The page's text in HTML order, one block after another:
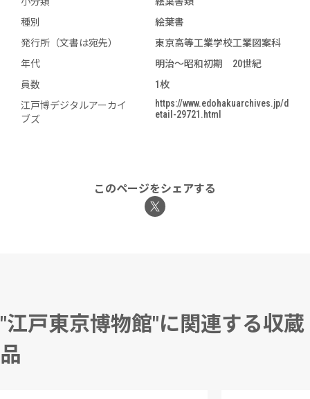
種別
絵葉書
発行所（文書は宛先）
東京高等工業学校工業図案科
年代
明治～昭和初期 20世紀
員数
1枚
江戸博デジタルアーカイ
ブズ
https://www.edohakuarchives.jp/d
etail-29721.html
このページをシェアする
"江戸東京博物館"に関連する収蔵
品